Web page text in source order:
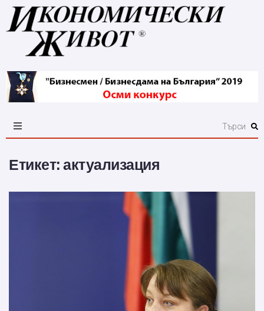
Етикет: актуализация